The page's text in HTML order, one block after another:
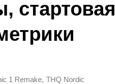
стартовая
1 Remake, THQ Nordic